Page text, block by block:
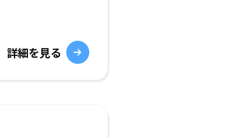
詳細を見る